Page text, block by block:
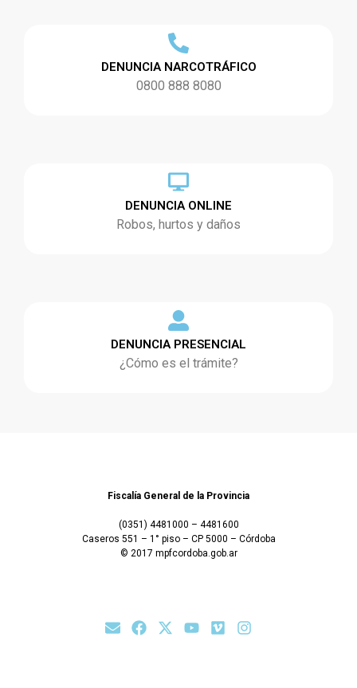
DENUNCIA NARCOTRÁFICO
0800 888 8080
DENUNCIA ONLINE
Robos, hurtos y daños
DENUNCIA PRESENCIAL
¿Cómo es el trámite?
Fiscalía General de la Provincia
(0351) 4481000 – 4481600
Caseros 551 – 1° piso – CP 5000 – Córdoba
© 2017 mpfcordoba.gob.ar